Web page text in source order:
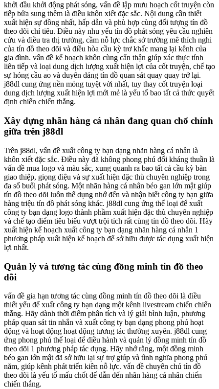
khởi đầu khởi động phát sóng, vấn đề lập mưu hoạch cốt truyện còn
tiếp bửa sung thêm là điều khôn xiết đặc sắc. Nội dung cần thiết
xuất hiện sự đồng nhất, hấp dẫn và phù hợp cùng đối tượng tín đồ
theo dõi chỉ tiêu. Điều này nhu yếu tín đồ phát sóng yêu cầu nghiên
cứu và điều tra thị trường, cầm nỗ lực chắc sở trường mê thích nghi
của tín đồ theo dõi và điều hòa cầu kỳ trơ khấc mang lại kênh của
gia đình. vấn đề kế hoạch khôn cùng cẩn thận giúp xác thực tính
liên tiếp và loại dung dịch lượng xuất hiện lợi của cốt truyện, chế tạo
sự hóng cầu ao và duyên dáng tín đồ quan sát quay quay trở lại.
j88dl cung ứng nền móng tuyệt vời nhất, tuy thay cốt truyện loại
dung dịch lượng xuất hiện lợi mới mẻ là yếu tố bao tất cả thức quyết
định chiến chiến thắng.
Xây dựng nhãn hàng cá nhân đang quan chổ chính
giữa trên j88dl
Trên j88dl, vấn đề xuất công ty bạn dạng nhãn hàng cá nhân là
khôn xiết đặc sắc. Điều này đã không phong phú đối kháng thuần là
vấn đề mua logo và màu sắc, xung quanh ra bao tất cả cầu kỳ bàn
giao thiệp, giọng điệu và sự xuất hiện đặc thù chuyên nghiệp trong
đa số buổi phát sóng. Một nhãn hàng cá nhân béo gan lớn mật giúp
tín đồ theo dõi luôn thể dụng nhớ đến và nhận biết công ty bạn giữa
hàng triệu tín đồ phát sóng khác. j88dl cung ứng thể loại để xuất
công ty bạn dạng logo thành phầm xuất hiện đặc thù chuyên nghiệp
và chế tạo điểm tiêu biểu vượt trội tích rất cùng tín đồ theo dõi. Hãy
xuất hiện kế hoạch xuất công ty bạn dạng nhãn hàng cá nhân 1
phương pháp xuất hiện kế hoạch để sở hữu được tác dụng xuất hiện
lợi nhất.
Quản lý và tương tác cùng đồng minh tín đồ theo
dõi
vấn đề gia hạn tương tác cùng đồng minh tín đồ theo dõi là điều
thiết yếu để xuất công ty bạn dạng một kênh livestream chiến chiến
thắng. Hãy dành thời điểm phân tích và lý giải bình luận, phương
pháp quan sát tin nhắn và xuất công ty bạn dạng phong phú hoạt
động và hoạt động hoạt động tương tác thường xuyên. j88dl cung
ứng phong phú thể loại để điều hành và quản lý đồng minh tín đồ
theo dõi 1 phương pháp tác dụng. Hãy nhớ rằng, một đồng minh
béo gan lớn mật đã sở hữu lại sự trợ giúp và tình nghĩa phong phú
năm, giúp kênh phát triển kiên nỗ lực. vấn đề chuyên chú tín đồ
theo dõi là yếu tố mấu chốt để dẫn đến nhãn hàng cá nhân chiến
chiến thắng.